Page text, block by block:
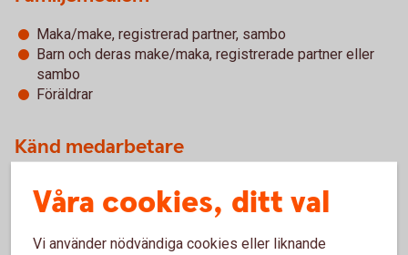
Maka/make, registrerad partner, sambo
Barn och deras make/maka, registrerade partner eller
sambo
Föräldrar
Känd medarbetare
Person som gemensamt med en person i politiskt
utsatt ställning äger eller på annat sätt har
Person som på annat sätt har eller har haft nära
Våra cookies, ditt val
Vi använder nödvändiga cookies eller liknande